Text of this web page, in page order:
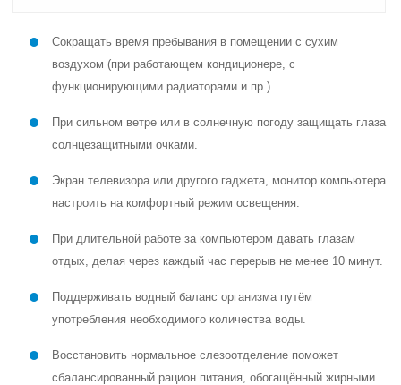
Сокращать время пребывания в помещении с сухим
воздухом (при работающем кондиционере, с
функционирующими радиаторами и пр.).
При сильном ветре или в солнечную погоду защищать глаза
солнцезащитными очками.
Экран телевизора или другого гаджета, монитор компьютера
настроить на комфортный режим освещения.
При длительной работе за компьютером давать глазам
отдых, делая через каждый час перерыв не менее 10 минут.
Поддерживать водный баланс организма путём
употребления необходимого количества воды.
Восстановить нормальное слезоотделение поможет
сбалансированный рацион питания, обогащённый жирными